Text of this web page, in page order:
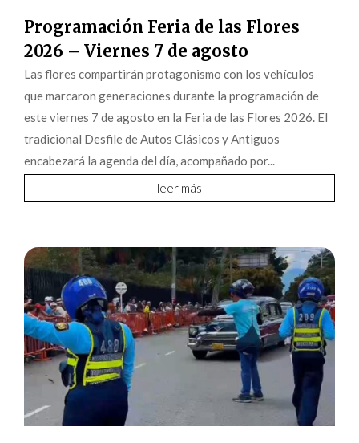
Programación Feria de las Flores
2026 – Viernes 7 de agosto
Las flores compartirán protagonismo con los vehículos
que marcaron generaciones durante la programación de
este viernes 7 de agosto en la Feria de las Flores 2026. El
tradicional Desfile de Autos Clásicos y Antiguos
encabezará la agenda del día, acompañado por...
leer más